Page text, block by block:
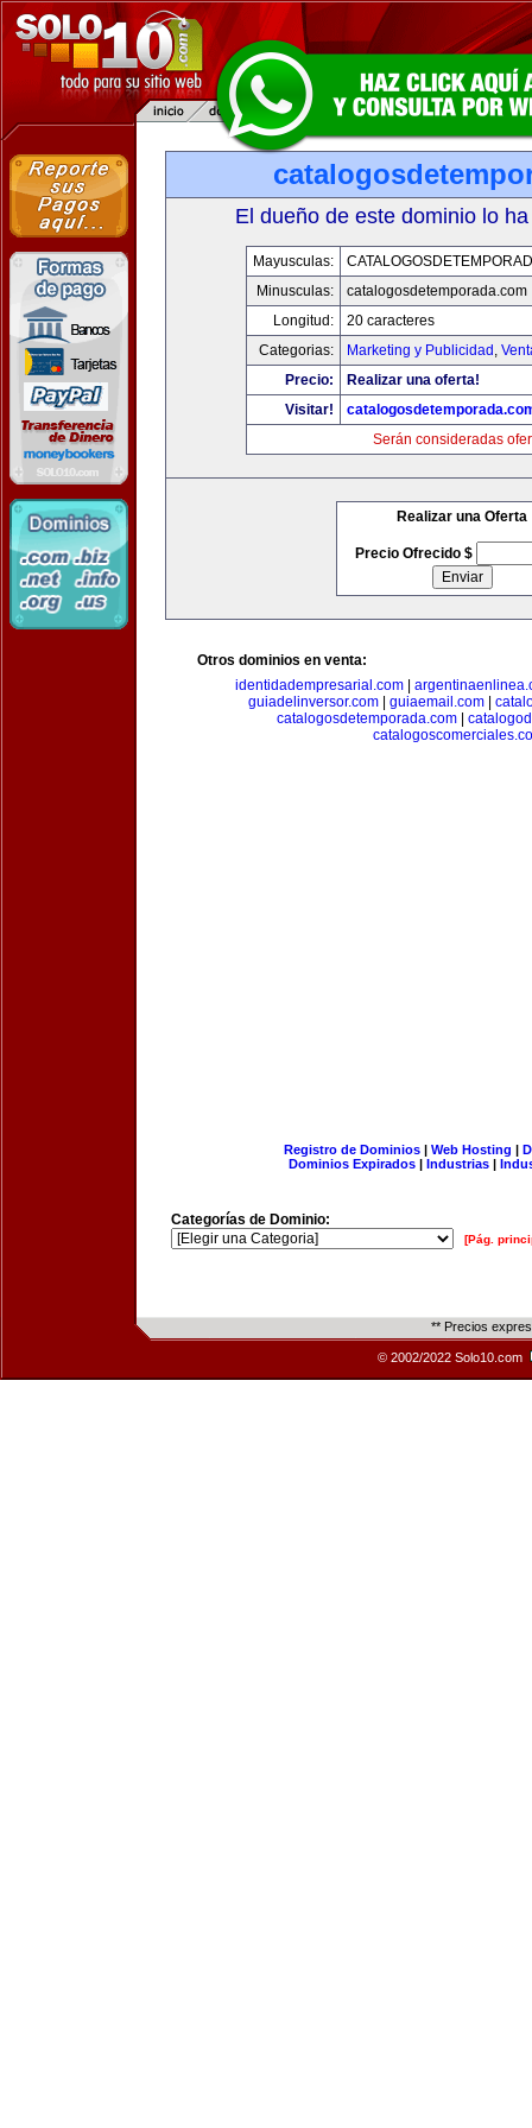
El dueño de este dominio lo
Mayusculas:
Minusculas:
catalogosdetemporada.com
Longitud:
20 caracteres
Categorias:
Marketing y Publicidad ,
Precio:
Realizar una oferta!
Visitar!
Serán consideradas
Realizar una Oferta
Precio Ofrecido $
Otros dominios en venta:
identidadempresarial.com
guiadelinversor.com| guiaemail.com|
catalogosdetemporada.com|
Registro de Dominios| Web Hosting |
Dominios Expirados | Industrias |
Categorías de Dominio:
[Pág.
** Precios
© 2002/2022 Solo10.com